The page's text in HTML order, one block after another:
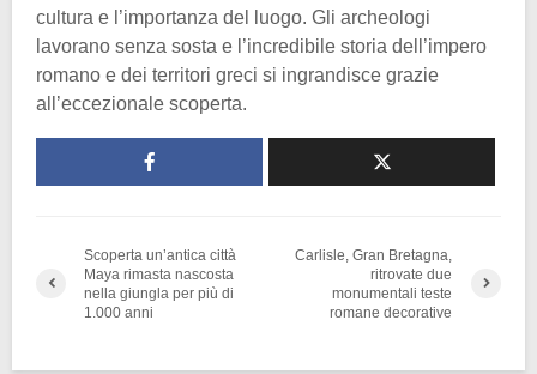
cultura e l’importanza del luogo. Gli archeologi
lavorano senza sosta e l’incredibile storia dell’impero
romano e dei territori greci si ingrandisce grazie
all’eccezionale scoperta.
Scoperta un’antica città
Maya rimasta nascosta
nella giungla per più di
1.000 anni
Carlisle, Gran Bretagna,
ritrovate due
monumentali teste
romane decorative